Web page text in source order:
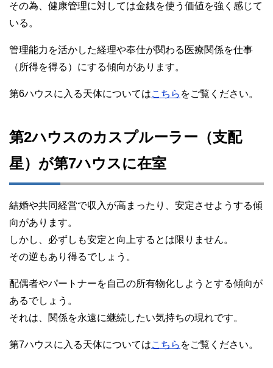
その為、健康管理に対しては金銭を使う価値を強く感じて
いる。
管理能力を活かした経理や奉仕が関わる医療関係を仕事
（所得を得る）にする傾向があります。
第6ハウスに入る天体についてはこちら をご覧ください。
第2ハウスのカスプルーラー（支配
星）が第7ハウスに在室
結婚や共同経営で収入が高まったり、安定させようする傾
向があります。
しかし、必ずしも安定と向上するとは限りません。
その逆もあり得るでしょう。
配偶者やパートナーを自己の所有物化しようとする傾向が
あるでしょう。
それは、関係を永遠に継続したい気持ちの現れです。
第7ハウスに入る天体についてはこちら をご覧ください。